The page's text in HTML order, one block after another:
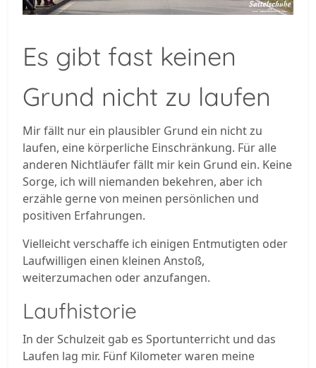
Es gibt fast keinen
Grund nicht zu laufen
Mir fällt nur ein plausibler Grund ein nicht zu
laufen, eine körperliche Einschränkung. Für alle
anderen Nichtläufer fällt mir kein Grund ein. Keine
Sorge, ich will niemanden bekehren, aber ich
erzähle gerne von meinen persönlichen und
positiven Erfahrungen.
Vielleicht verschaffe ich einigen Entmutigten oder
Laufwilligen einen kleinen Anstoß,
weiterzumachen oder anzufangen.
Laufhistorie
In der Schulzeit gab es Sportunterricht und das
Laufen lag mir. Fünf Kilometer waren meine